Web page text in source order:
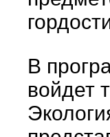
В
войдет